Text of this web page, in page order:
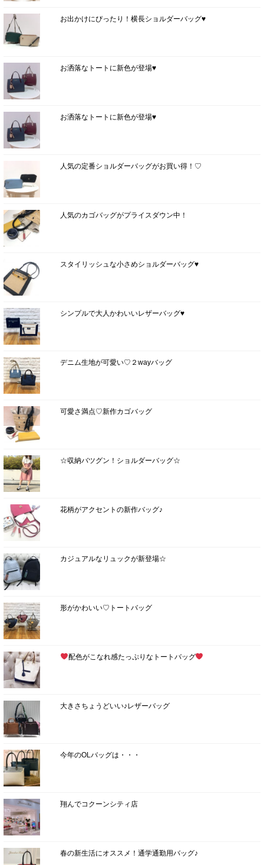
お出かけにぴったり！横長ショルダーバッグ♥
お洒落なトートに新色が登場♥
お洒落なトートに新色が登場♥
人気の定番ショルダーバッグがお買い得！♡
人気のカゴバッグがプライスダウン中！
スタイリッシュな小さめショルダーバッグ♥
シンプルで大人かわいいレザーバッグ♥
デニム生地が可愛い♡２wayバッグ
可愛さ満点♡新作カゴバッグ
☆収納バツグン！ショルダーバッグ☆
花柄がアクセントの新作バッグ♪
カジュアルなリュックが新登場☆
形がかわいい♡トートバッグ
配色がこなれ感たっぷりなトートバッグ
大きさちょうどいい♪レザーバッグ
今年のOLバッグは・・・
翔んでコクーンシティ店
春の新生活にオススメ！通学通勤用バッグ♪